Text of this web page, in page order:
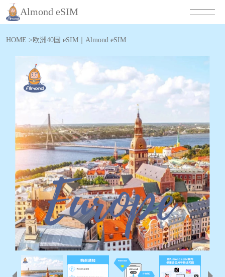
Almond eSIM
HOME >欧洲40国 eSIM｜Almond eSIM